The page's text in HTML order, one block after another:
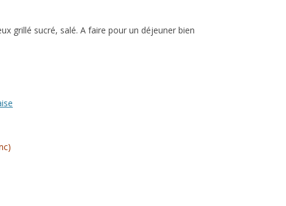
grillé sucré, salé. A faire pour un déjeuner bien